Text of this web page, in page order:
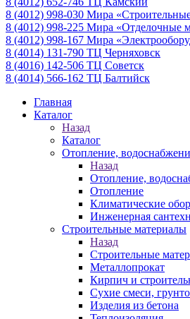
8 (4012) 998-030 Мира
8 (4012) 998-225 Мира «Отделочные
8 (4012) 998-167 Мира
8 (4014) 131-790 ТЦ Черняховск
8 (4016) 142-506 ТЦ Советск
8 (4014) 566-162 ТЦ Балтийск
Главная
Каталог
Назад
Каталог
Отопление,
Назад
Отопление,
Отопление
Климатические
Инженерная
Строительные материалы
Назад
Строительные
Металлопрокат
Кирпич и
Сухие смеси,
Изделия из бетона